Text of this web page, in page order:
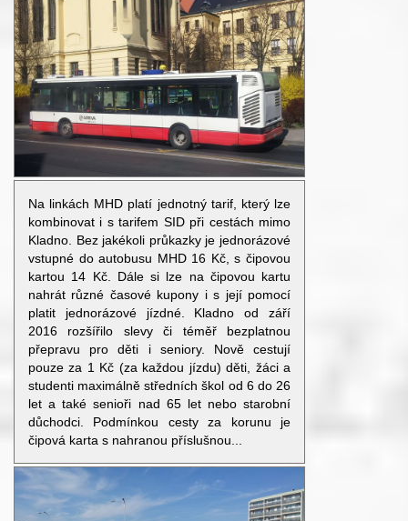
Na linkách MHD platí jednotný tarif, který lze
kombinovat i s tarifem SID při cestách mimo
Kladno. Bez jakékoli průkazky je jednorázové
vstupné do autobusu MHD 16 Kč, s čipovou
kartou 14 Kč. Dále si lze na čipovou kartu
nahrát různé časové kupony i s její pomocí
platit jednorázové jízdné. Kladno od září
2016 rozšířilo slevy či téměř bezplatnou
přepravu pro děti i seniory. Nově cestují
pouze za 1 Kč (za každou jízdu) děti, žáci a
studenti maximálně středních škol od 6 do 26
let a také senioři nad 65 let nebo starobní
důchodci. Podmínkou cesty za korunu je
čipová karta s nahranou příslušnou...